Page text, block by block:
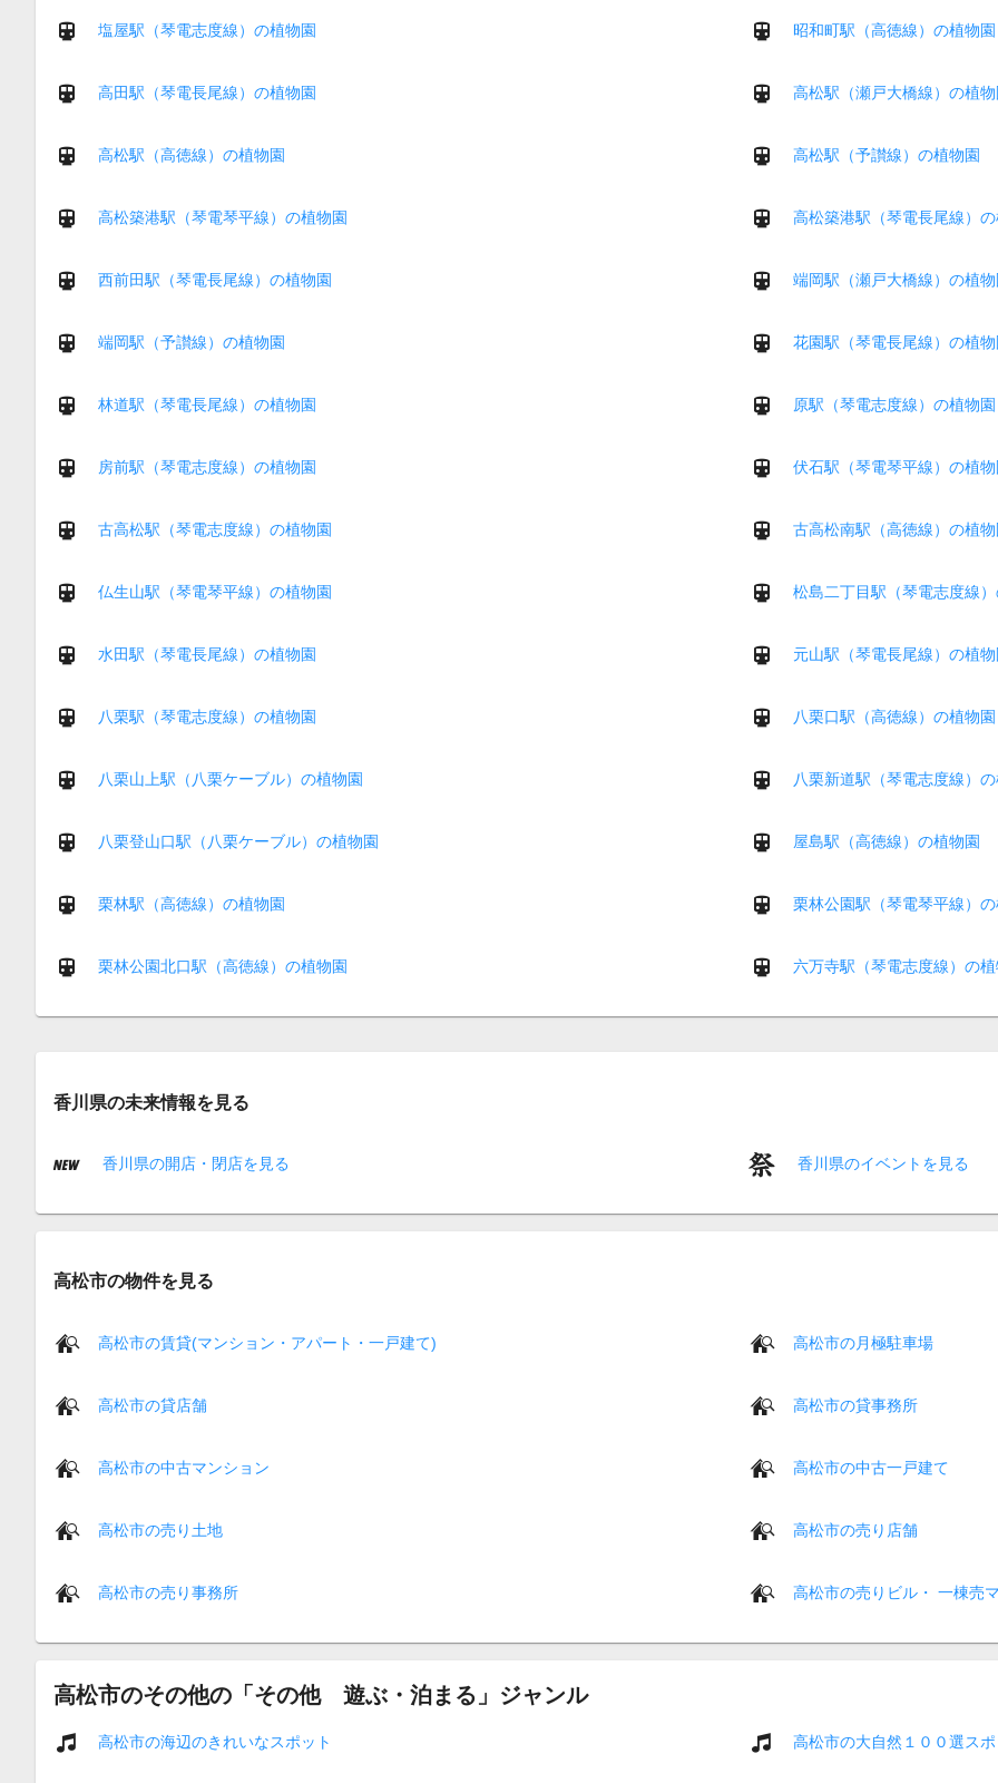
塩屋駅（琴電志度線）の植物園 昭和町駅（高徳線）の植物園
高田駅（琴電長尾線）の植物園 高松駅（瀬戸大橋線）の植物
高松駅（高徳線）の植物園 高松駅（予讃線）の植物園
高松築港駅（琴電琴平線）の植物園 高松築港駅（琴電長尾線）の
西前田駅（琴電長尾線）の植物園 端岡駅（瀬戸大橋線）の植物
端岡駅（予讃線）の植物園 花園駅（琴電長尾線）の植物
林道駅（琴電長尾線）の植物園 原駅（琴電志度線）の植物園
房前駅（琴電志度線）の植物園 伏石駅（琴電琴平線）の植物
古高松駅（琴電志度線）の植物園 古高松南駅（高徳線）の植物
仏生山駅（琴電琴平線）の植物園 松島二丁目駅（琴電志度線
水田駅（琴電長尾線）の植物園 元山駅（琴電長尾線）の植物
八栗駅（琴電志度線）の植物園 八栗口駅（高徳線）の植物園
八栗山上駅（八栗ケーブル）の植物園 八栗新道駅（琴電志度線）の
八栗登山口駅（八栗ケーブル）の植物園 屋島駅（高徳線）の植物園
栗林駅（高徳線）の植物園 栗林公園駅（琴電琴平線）の
栗林公園北口駅（高徳線）の植物園 六万寺駅（琴電志度線）の植
香川県の未来情報を見る
香川県の開店・閉店を見る 香川県のイベントを見る
高松市の物件を見る
高松市の賃貸(マンション・アパート・一戸建て) 高松市の月極駐車場
高松市の貸店舗 高松市の貸事務所
高松市の中古マンション 高松市の中古一戸建て
高松市の売り土地 高松市の売り店舗
高松市の売り事務所 高松市の売りビル・ 一棟売
高松市のその他の「その他 遊ぶ・泊まる」ジャンル
高松市の海辺のきれいなスポット 高松市の大自然１００選スポ